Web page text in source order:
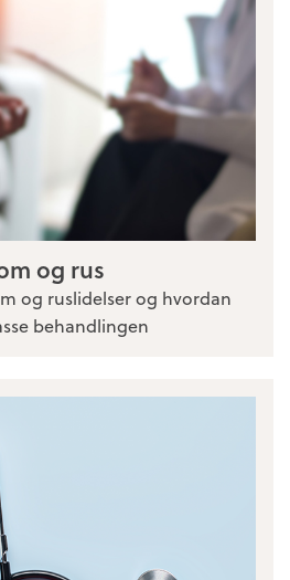
og rus
og ruslidelser og hvordan
behandlingen